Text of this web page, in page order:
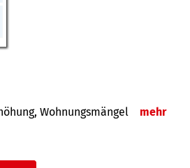
Wohnungsmängel mehr